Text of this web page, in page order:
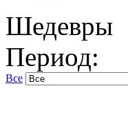
Шедевры
Период:
Все